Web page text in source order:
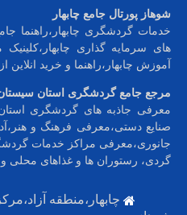
شوهاز پورتال جامع چابهار
خدمات گردشگری چابهار،راهنما
های سرمایه گذاری
آموزش چابهار،راهنما و خرید انلاین از
مرجع جامع گردشگری استان
معرفی جاذبه های گردشگری
صنایع دستی،معرفی فرهنگ و
جانوری،معرفی مراکز خدمات
گردی، رستوران ها و غذاهای محلی و
چابهار،منطقه